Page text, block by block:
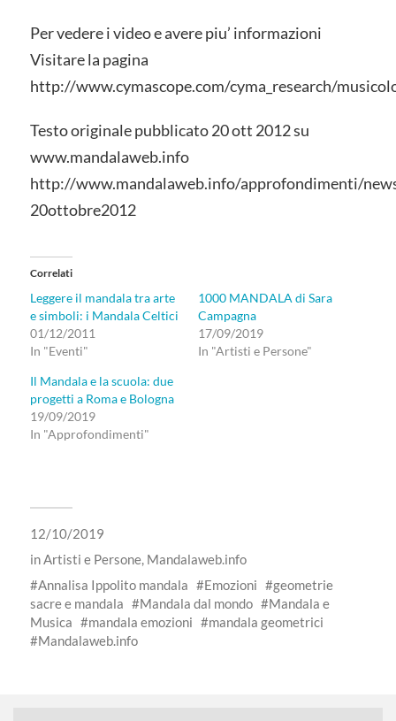
Per vedere i video e avere piu’ informazioni
Visitare la pagina
http://www.cymascope.com/cyma_research/
Testo originale pubblicato 20 ott 2012 su
www.mandalaweb.info
http://www.mandalaweb.info/approfondimenti/
20ottobre2012
Correlati
Leggere il mandala tra arte
e simboli: i Mandala Celtici
01/12/2011
In "Eventi"
1000 MANDALA di Sara
Campagna
17/09/2019
In "Artisti e Persone"
Il Mandala e la scuola: due
progetti a Roma e Bologna
19/09/2019
In "Approfondimenti"
12/10/2019
inArtisti e Persone, Mandalaweb.info
Annalisa Ippolito mandala
Emozioni
geometrie
sacre e mandala
Mandala dal mondo
Mandala e
Musica
mandala emozioni
mandala geometrici
Mandalaweb.info